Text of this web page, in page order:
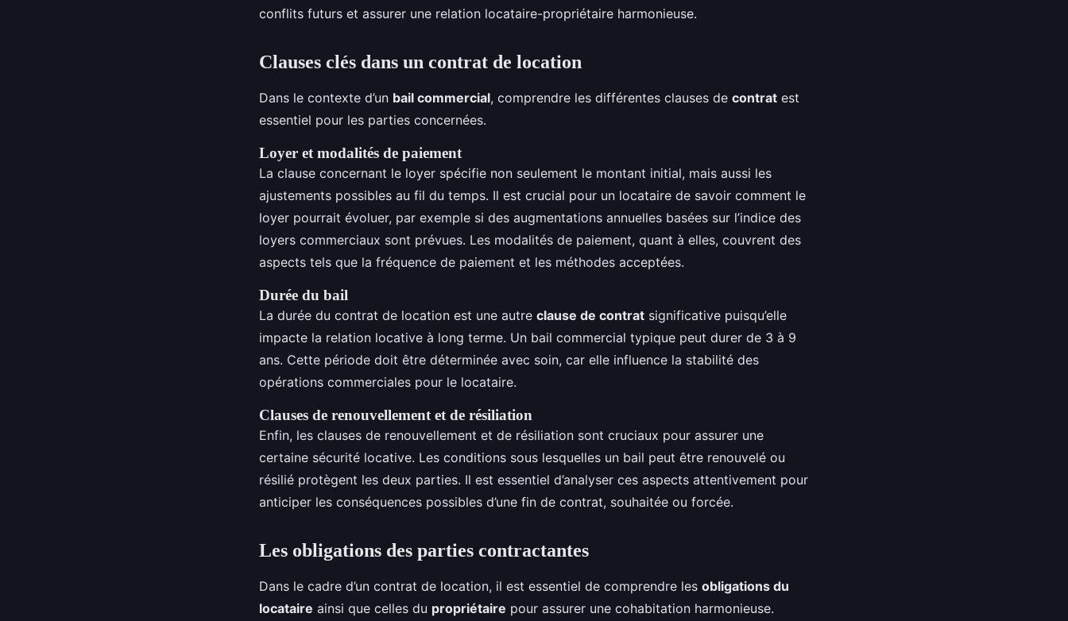
conflits futurs et assurer une relation locataire-propriétaire harmonieuse.
Clauses clés dans un contrat de location
Dans le contexte d’un bail commercial, comprendre les différentes clauses de contrat est
essentiel pour les parties concernées.
Loyer et modalités de paiement
La clause concernant le loyer spécifie non seulement le montant initial, mais aussi les
ajustements possibles au fil du temps. Il est crucial pour un locataire de savoir comment le
loyer pourrait évoluer, par exemple si des augmentations annuelles basées sur l’indice des
loyers commerciaux sont prévues. Les modalités de paiement, quant à elles, couvrent des
aspects tels que la fréquence de paiement et les méthodes acceptées.
Durée du bail
La durée du contrat de location est une autre clause de contrat significative puisqu’elle
impacte la relation locative à long terme. Un bail commercial typique peut durer de 3 à 9
ans. Cette période doit être déterminée avec soin, car elle influence la stabilité des
opérations commerciales pour le locataire.
Clauses de renouvellement et de résiliation
Enfin, les clauses de renouvellement et de résiliation sont cruciaux pour assurer une
certaine sécurité locative. Les conditions sous lesquelles un bail peut être renouvelé ou
résilié protègent les deux parties. Il est essentiel d’analyser ces aspects attentivement pour
anticiper les conséquences possibles d’une fin de contrat, souhaitée ou forcée.
Les obligations des parties contractantes
Dans le cadre d’un contrat de location, il est essentiel de comprendre les obligations du
locataire ainsi que celles du propriétaire pour assurer une cohabitation harmonieuse.